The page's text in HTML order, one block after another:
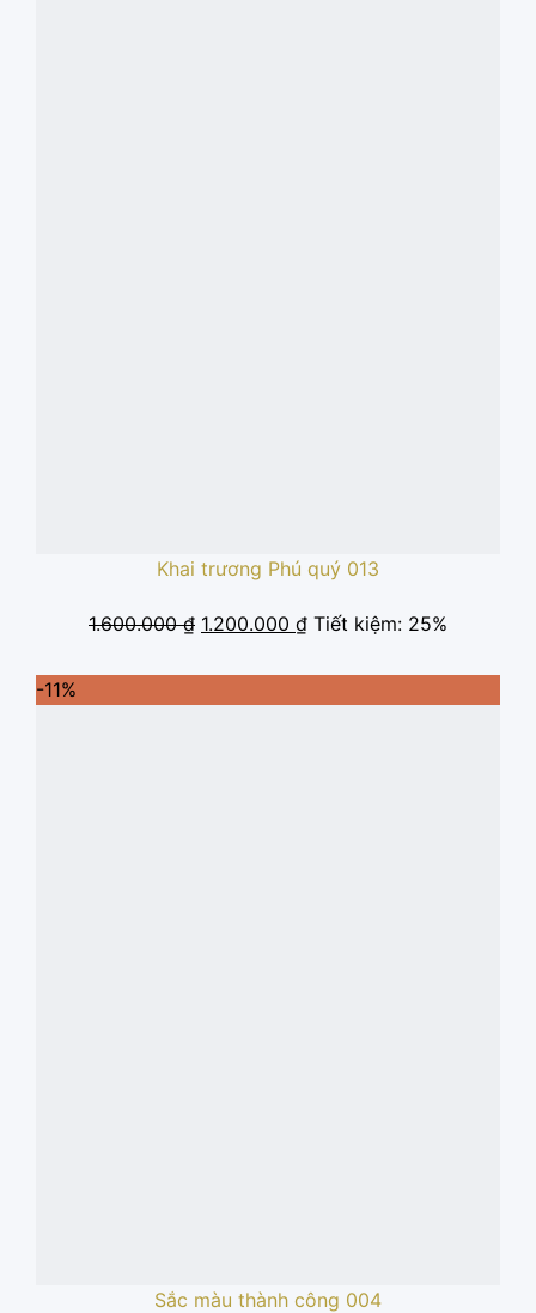
Khai trương Phú quý 013
1.600.000₫ Giá
là:
1.600.000 ₫.
1.200.000 ₫Giá
tại
là:
Tiết kiệm: 25%
-11%
Sắc màu thành công 004